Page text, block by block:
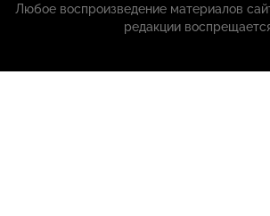
Любое воспроизведение материалов
редакции